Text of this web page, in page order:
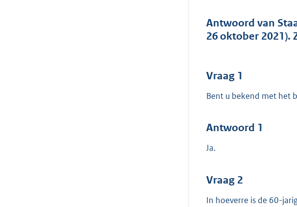
Antwoord van
26 oktober 2021).
Vraag 1
Bent u bekend met het
Antwoord 1
Ja.
Vraag 2
In hoeverre is de 60-